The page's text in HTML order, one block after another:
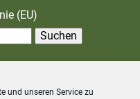
und unseren Service zu
(EU)